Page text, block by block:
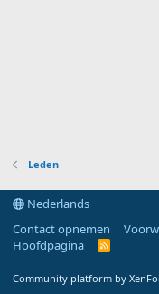
Leden
Nederlands
Contact opnemen
Hoofdpagina
R
Community platform by